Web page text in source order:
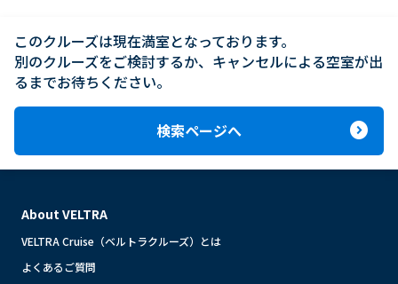
このクルーズは現在満室となっております。
別のクルーズをご検討するか、キャンセルによる空室が出
るまでお待ちください。
検索ページへ expand_circle_right
About VELTRA
VELTRA Cruise（ベルトラクルーズ）とは
よくあるご質問